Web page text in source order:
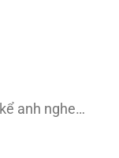
anh nghe…